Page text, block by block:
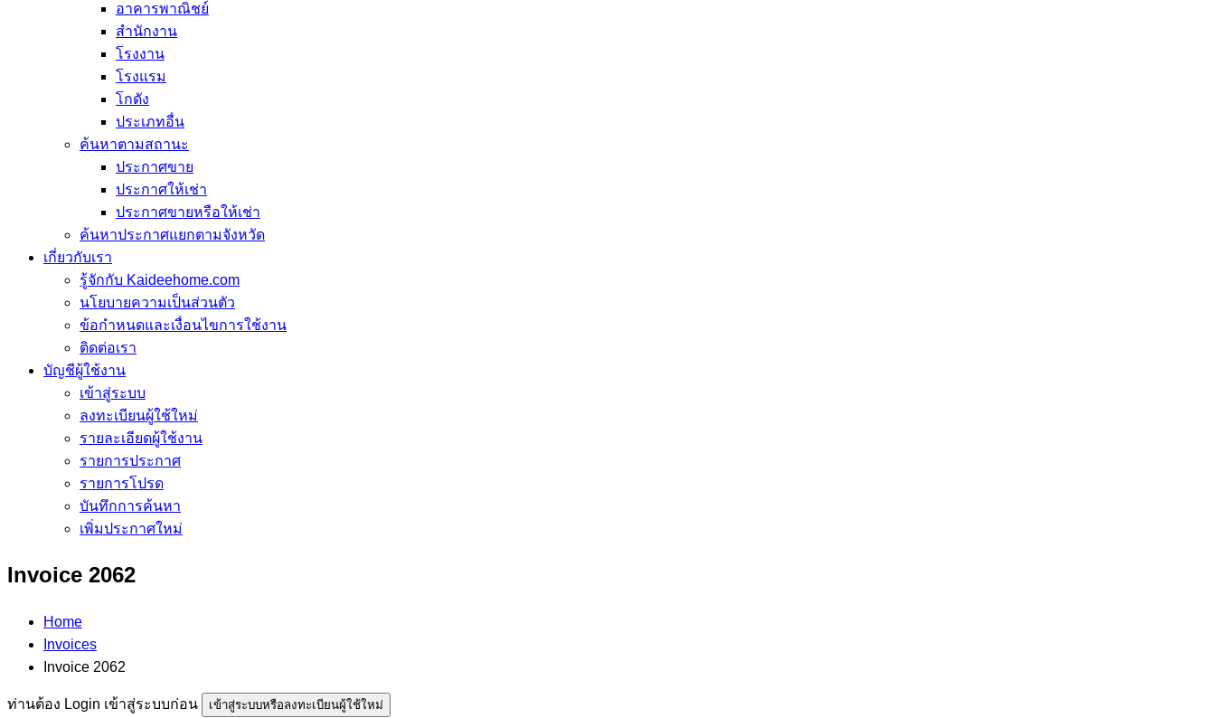
อาคารพาณิชย์
สำนักงาน
โรงงาน
โรงแรม
โกดัง
ประเภทอื่น
ค้นหาตามสถานะ
ประกาศขาย
ประกาศให้เช่า
ประกาศขายหรือให้เช่า
ค้นหาประกาศแยกตามจังหวัด
เกี่ยวกับเรา
รู้จักกับ Kaideehome.com
นโยบายความเป็นส่วนตัว
ข้อกำหนดและเงื่อนไขการใช้งาน
ติดต่อเรา
บัญชีผู้ใช้งาน
เข้าสู่ระบบ
ลงทะเบียนผู้ใช้ใหม่
รายละเอียดผู้ใช้งาน
รายการประกาศ
รายการโปรด
บันทึกการค้นหา
เพิ่มประกาศใหม่
Invoice 2062
Home
Invoices
Invoice 2062
ท่านต้อง Login เข้าสู่ระบบก่อน เข้าสู่ระบบหรือลงทะเบียนผู้ใช้ใหม่